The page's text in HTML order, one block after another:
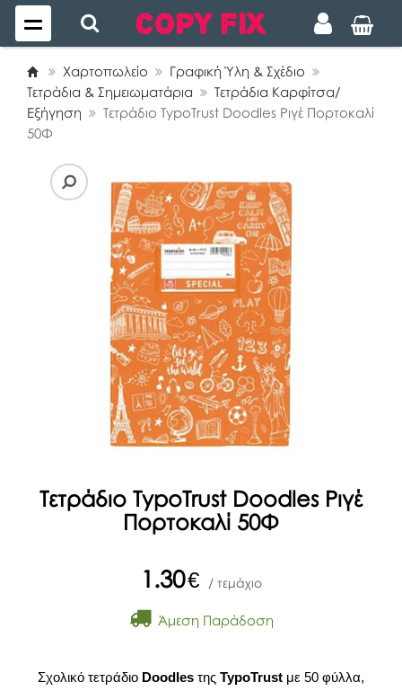
Χαρτοπωλείο
Γραφική Ύλη & Σχέδιο
Τετράδια & Σημειωματάρια
Τετράδια Καρφίτσα/
Εξήγηση
Τετράδιο TypoTrust Doodles Ριγέ Πορτοκαλί
50Φ
Τετράδιο TypoTrust Doodles Ριγέ
Πορτοκαλί 50Φ
1.30€ / τεμάχιο
Άμεση Παράδοση
Σχολικό τετράδιο Doodles της TypoTrust με 50 φύλλα,